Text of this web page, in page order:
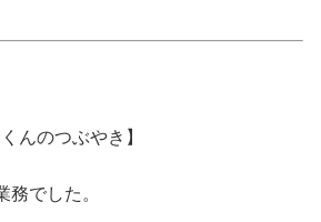
んのつぶやき】
務でした。